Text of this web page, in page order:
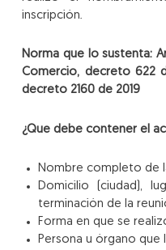
inscripción.
Norma que lo sustenta:
Comercio, decreto 622
decreto 2160 de 2019
¿Que debe contener el
Nombre completo de
Domicilio (ciudad),
terminación de la
Forma en que se
Persona u órgano que